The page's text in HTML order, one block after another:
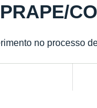
no processo